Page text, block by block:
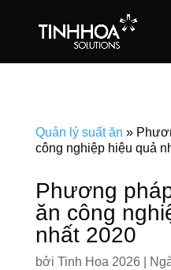
Quản lý suất ăn »
công nghiệp hiệu quả
Phương
ăn công
nhất 2020
bởi Tinh Hoa 2026